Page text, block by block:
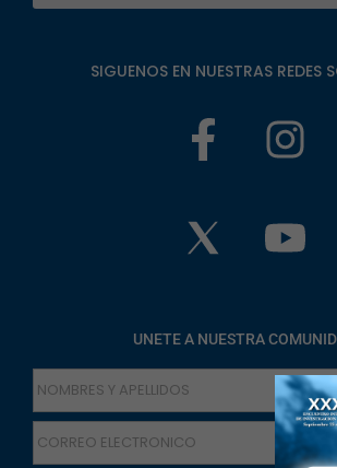
SIGUENOS EN NUESTRAS REDES
UNETE A NUESTRA